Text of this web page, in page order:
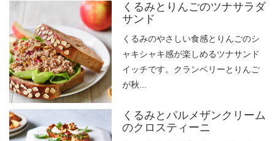
くるみとりんごのツナサラダ
サンド
くるみのやさしい食感とりんごのシ
ャキシャキ感が楽しめるツナサンド
イッチです。クランベリーとりんご
が秋...
くるみとパルメザンクリーム
のクロスティーニ